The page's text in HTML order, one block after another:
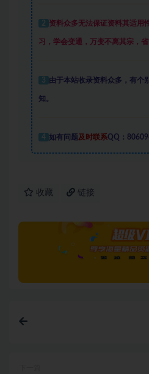
2 资料众多无法保证资料其适用
习，学会变通，万变不离其宗，
3 由于本站收录资料众多，有个
知。
4 如有问题及时联系QQ：
收藏 链接